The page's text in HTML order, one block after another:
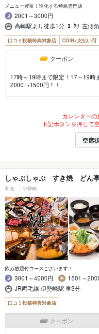
メニュー豊富！進化する焼鳥専門店
2001～3000円
高崎駅より徒歩1分･ﾛｰﾀﾘｰ左側
口コミ投稿特典対象店 COIN+支払い可
クーポン
17時～19時まで限定！17～19時
2000→1500円！！
カレンダーの
下記ボタンを押して
空席
しゃぶしゃぶ すき焼 どん
和食 伊勢崎
飲み放題付コースございます！
3001～4000円
1501～
JR両毛線 伊勢崎駅 車3分
口コミ投稿特典対象店
クーポン